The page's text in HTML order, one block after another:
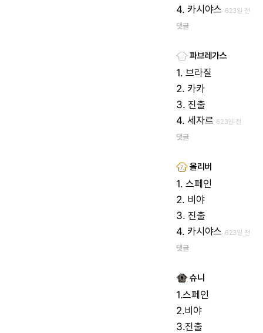
4. 카시야스 623일 전
댓글
파브레가스
1. 브라질
2. 카카
3.진출
4.세자르 623일 전
댓글
올리버
1. 스페인
2. 비야
3.진출
4. 카시야스 623일 전
댓글
슈니
1.스페인
2.비야
3.진출